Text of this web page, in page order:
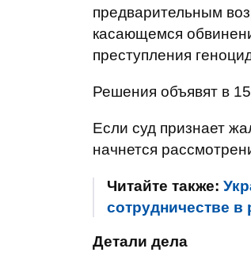
предварительным
касающемся
преступления
Решения объявят в
Если суд признает
начнется
Читайте также:
сотрудничестве
Детали дела